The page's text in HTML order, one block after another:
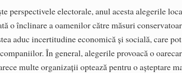
perspectivele electorale, anul acesta alegerile
o înclinare a oamenilor către măsuri
aduc incertitudine economică și socială, care
În general, alegerile provoacă o
multe organizații optează pentru o așteptare